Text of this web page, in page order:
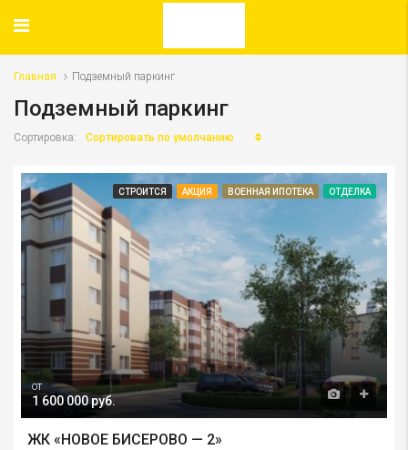
Главная Подземный паркинг
Подземный паркинг
Сортировка: Сортировать по умолчанию
СТРОИТСЯ АКЦИЯ ВОЕННАЯ ИПОТЕКА ОТДЕЛКА
от
1 600 000 руб.
ЖК «НОВОЕ БИСЕРОВО — 2»